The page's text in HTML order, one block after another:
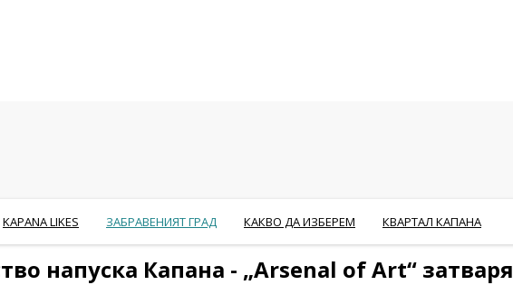
KAPANA LIKES ЗАБРАВЕНИЯТ ГРАД КАКВО ДА ИЗБЕРЕМ КВАРТАЛ КАПАНА
напуска Капана - „Arsenal of Art“ затваря